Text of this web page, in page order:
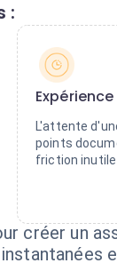
:
L'attente
points
friction inutile
créer un